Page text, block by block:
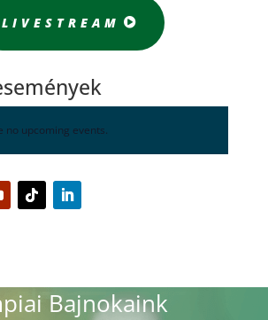
LIVESTREAM
no upcoming events.
Bajnokaink